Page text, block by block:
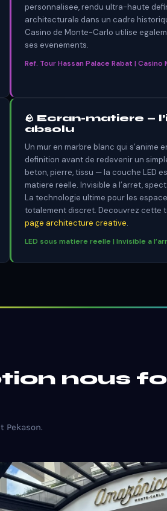
personnalisee, rendu ultra-haute
architecturale dans un cadre
Casino de Monte-Carlo utilise
ses evenements.
Ref. Tour Hassan Palace Rabat |
🪨 Ecran-matiere —
absolu
Un mur en marbre blanc qui s’anime
definition avant de redevenir un
beton, pierre, tissu — la couche LED
matiere reelle. Invisible a l’arret,
La technologie ultime pour les
totalement discret. Decouvrez cette
page architecture creative.
LED sous matiere reelle | Invisible a
nous
Pekason.